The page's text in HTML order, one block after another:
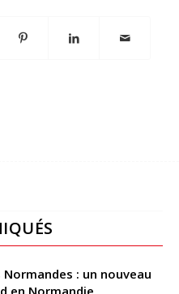
: un nouveau
en Normandie